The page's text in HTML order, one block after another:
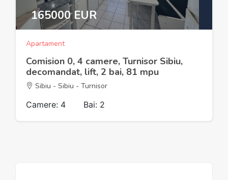
165000 EUR
Apartament
Comision 0, 4 camere, Turnisor Sibiu,
decomandat, lift, 2 bai, 81 mpu
Sibiu - Sibiu - Turnisor
Camere: 4 Bai: 2